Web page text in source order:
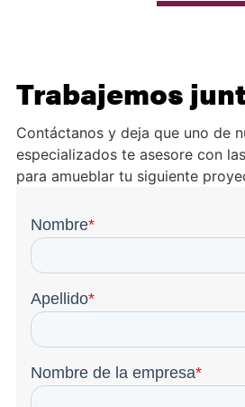
Trabajemos
Contáctanos y deja que uno de
especializados te asesore con
para amueblar tu siguiente